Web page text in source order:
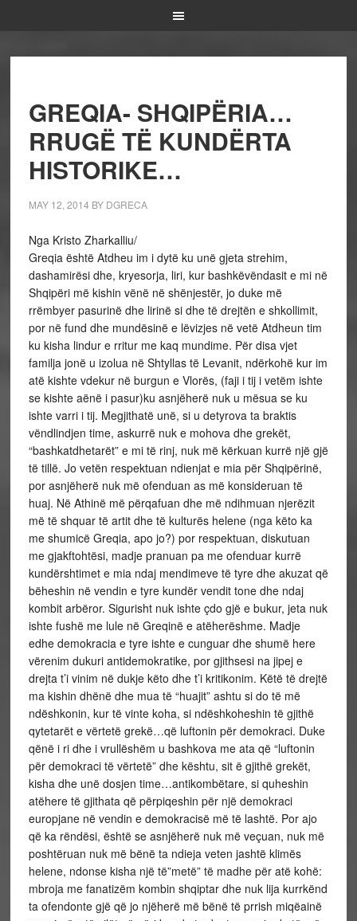
GREQIA- SHQIPËRIA…
RRUGË TË KUNDËRTA
HISTORIKE…
MAY 12, 2014 BY DGRECA
Nga Kristo Zharkalliu/
Greqia është Atdheu im i dytë ku unë gjeta strehim,
dashamirësi dhe, kryesorja, liri, kur bashkëvëndasit e mi në
Shqipëri më kishin vënë në shënjestër, jo duke më
rrëmbyer pasurinë dhe lirinë si dhe të drejtën e shkollimit,
por në fund dhe mundësinë e lëvizjes në vetë Atdheun tim
ku kisha lindur e rritur me kaq mundime. Për disa vjet
familja jonë u izolua në Shtyllas të Levanit, ndërkohë kur im
atë kishte vdekur në burgun e Vlorës, (faji i tij i vetëm ishte
se kishte aënë i pasur)ku asnjëherë nuk u mësua se ku
ishte varri i tij. Megjithatë unë, si u detyrova ta braktis
vëndlindjen time, askurrë nuk e mohova dhe grekët,
“bashkatdhetarët” e mi të rinj, nuk më kërkuan kurrë një gjë
të tillë. Jo vetën respektuan ndienjat e mia për Shqipërinë,
por asnjëherë nuk më ofenduan as më konsideruan të
huaj. Në Athinë më përqafuan dhe më ndihmuan njerëzit
më të shquar të artit dhe të kulturës helene (nga këto ka
me shumicë Greqia, apo jo?) por respektuan, diskutuan
me gjakftohtësi, madje pranuan pa me ofenduar kurrë
kundërshtimet e mia ndaj mendimeve të tyre dhe akuzat që
bëheshin në vendin e tyre kundër vendit tone dhe ndaj
kombit arbëror. Sigurisht nuk ishte çdo gjë e bukur, jeta nuk
ishte fushë me lule në Greqinë e atëherëshme. Madje
edhe demokracia e tyre ishte e cunguar dhe shumë here
vërenim dukuri antidemokratike, por gjithsesi na jipej e
drejta t’i vinim në dukje këto dhe t’i kritikonim. Këtë të drejtë
ma kishin dhënë dhe mua të “huajit” ashtu si do të më
ndëshkonin, kur të vinte koha, si ndëshkoheshin të gjithë
qytetarët e vërtetë grekë…që luftonin për demokraci. Duke
qënë i ri dhe i vrullëshëm u bashkova me ata që “luftonin
për demokraci të vërtetë” dhe kështu, sit ë gjithë grekët,
kisha dhe unë dosjen time…antikombëtare, si quheshin
atëhere të gjithata që përpiqeshin për një demokraci
europjane në vendin e demokracisë më të lashtë. Por ajo
që ka rëndësi, është se asnjëherë nuk më veçuan, nuk më
poshtëruan nuk më bënë ta ndieja veten jashtë klimës
helene, ndonse kisha një të”metë” të madhe për atë kohë:
mbroja me fanatizëm kombin shqiptar dhe nuk lija kurrkënd
ta ofendonte gjë që jo njëherë më bënë të prrish miqëainë